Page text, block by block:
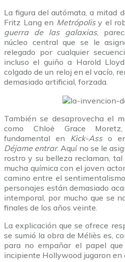
La figura del autómata, a mitad
Fritz Lang en Metrópolisy el
guerra de las galaxias,
núcleo central que se le
relegado por cualquier
incluso el guiño a Harold
colgado de un reloj en el vacío,
demasiado artificial, forzada.
También se desaprovecha el
como Chloë Grace
fundamental en Kick-Asso en
Déjame entrar. Aquí no se le
rostro y su belleza reclaman,
mucha química con el joven
camino entre el
personajes están demasiado
intemporal, por mucho que se
finales de los años veinte.
La explicación que se ofrece
se sumió la obra de Méliès es,
para no empañar el papel
incipiente Hollywood jugaron en